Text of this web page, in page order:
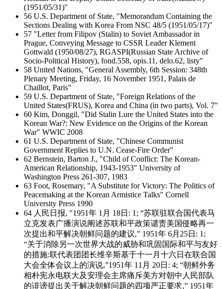
(1951/05/31)"
56 U.S. Department of State, "Memorandum Containing the
Sections Dealing with Korea From NSC 48/5 (1951/05/17)"
57 "Letter from Filipov (Stalin) to Soviet Ambassador in
Prague, Conveying Message to CSSR Leader Klement
Gottwald (1950/08/27), RGASPI(Russian State Archive of
Socio-Political History), fond.558, opis.11, delo.62, listy"
58 United Nations, "General Assembly, 6th Session: 348th
Plenary Meeting, Friday, 16 November 1951, Palais de
Chaillot, Paris"
59 U.S. Department of State, "Foreign Relations of the
United States(FRUS), Korea and China (in two parts), Vol. 7"
60 Kim, Donggil, "Did Stalin Lure the United States into the
Korean War?: New Evidence on the Origins of the Korean
War" WWIC 2008
61 U.S. Department of State, "Chinese Communist
Government Replies to U.N. Cease-Fire Order"
62 Bernstein, Barton J., "Child of Conflict: The Korean-
American Relationship, 1943-1953" University of
Washington Press 261-307, 1983
63 Foot, Rosemary, "A Substitute for Victory: The Politics of
Peacemaking at the Korean Armistice Talks" Cornell
University Press 1990
64 人民日报, "1951年 1月 18日: 1; “苏联驻联合国代表马
立克发表广播演说阐述苏联和平政策谴责美国侵略再一
次提出和平解决朝鲜问题的建议,” 1951年 6月25日: 1;
“关于消除另一次世界大战的威胁和巩固国际和平与友好
的措施:联代表团团长维辛斯基于十一月十六日在联合国
大会全体会议上的演说,”1951年 11月 20日: 4; “朝鲜外务
相朴宪永电联大及安理会主席痛斥美方对朝中人民部队
的诽谤提出关于解决朝鲜问题的四项严正要求,” 1951年